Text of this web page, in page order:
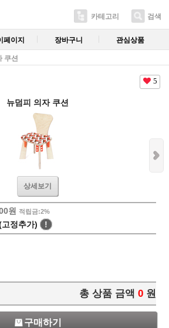
카테고리 검색
페이지 장바구니 관심상품
쿠션
5
뉴덤피 의자 쿠션
상세보기
원 적립금:2%
정추가) !
총 상품 금액 0 원
구매하기